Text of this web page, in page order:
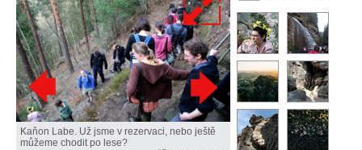
Kaňon Labe. Už jsme v rezervaci, nebo ještě
můžeme chodit po lese?